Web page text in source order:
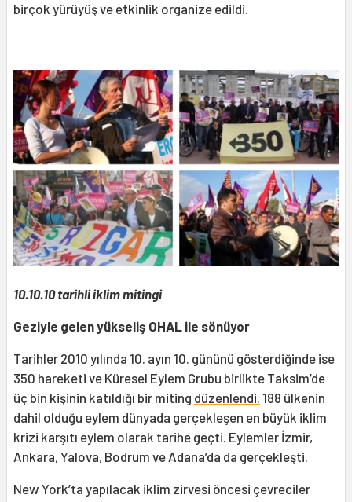
birçok yürüyüş ve etkinlik organize edildi.
10.10.10 tarihli iklim mitingi
Geziyle gelen yükseliş OHAL ile sönüyor
Tarihler 2010 yılında 10. ayın 10. gününü gösterdiğinde ise
350 hareketi ve Küresel Eylem Grubu birlikte Taksim’de
üç bin kişinin katıldığı bir miting düzenlendi. 188 ülkenin
dahil olduğu eylem dünyada gerçekleşen en büyük iklim
krizi karşıtı eylem olarak tarihe geçti. Eylemler İzmir,
Ankara, Yalova, Bodrum ve Adana’da da gerçekleşti.
New York’ta yapılacak iklim zirvesi öncesi çevreciler